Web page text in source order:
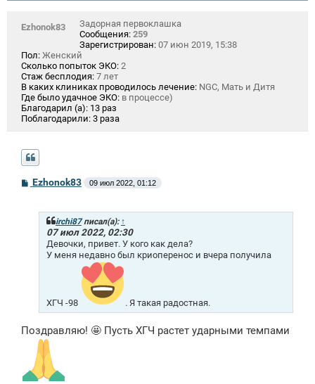
Ezhonok83
Задорная первоклашка
Сообщения: 259
Зарегистрирован: 07 июн 2019, 15:38
Пол: Женский
Сколько попыток ЭКО: 2
Стаж бесплодия: 7 лет
В каких клиниках проводилось лечение: NGC, Мать и Дитя
Где было удачное ЭКО: в процессе)
Благодарил (а): 13 раз
Поблагодарили: 3 раза
СEzhonok83 09 июл 2022, 01:12
irchi87писал(а): ↑
07 июл 2022, 02:30
Девочки, привет. У кого как дела?
У меня недавно был криоперенос и вчера получила
ХГЧ -98 . Я такая радостная.
Поздравляю! 🤩 Пусть ХГЧ растет ударными темпами